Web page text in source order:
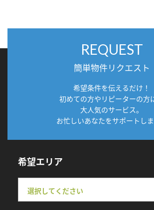
REQUEST
簡単物件リクエスト
希望条件を伝えるだけ！
初めての方やリピーターの方
大人気のサービス。
お忙しいあなたをサポートしま
希望エリア